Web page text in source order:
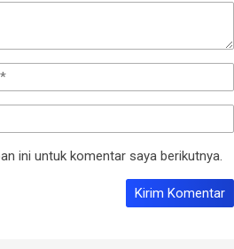
ini untuk komentar saya berikutnya.